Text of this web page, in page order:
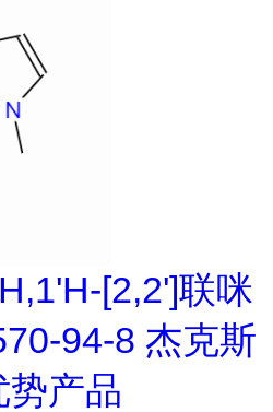
[2,2']联咪
94-8 杰克斯
产品